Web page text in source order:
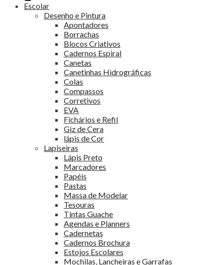
Escolar
Desenho e Pintura
Apontadores
Borrachas
Blocos Criativos
Cadernos Espiral
Canetas
Canetinhas Hidrográficas
Colas
Compassos
Corretivos
EVA
Fichários e Refil
Giz de Cera
lápis de Cor
Lapiseiras
Lápis Preto
Marcadores
Papéis
Pastas
Massa de Modelar
Tesouras
Tintas Guache
Agendas e Planners
Cadernetas
Cadernos Brochura
Estojos Escolares
Mochilas, Lancheiras e Garrafas